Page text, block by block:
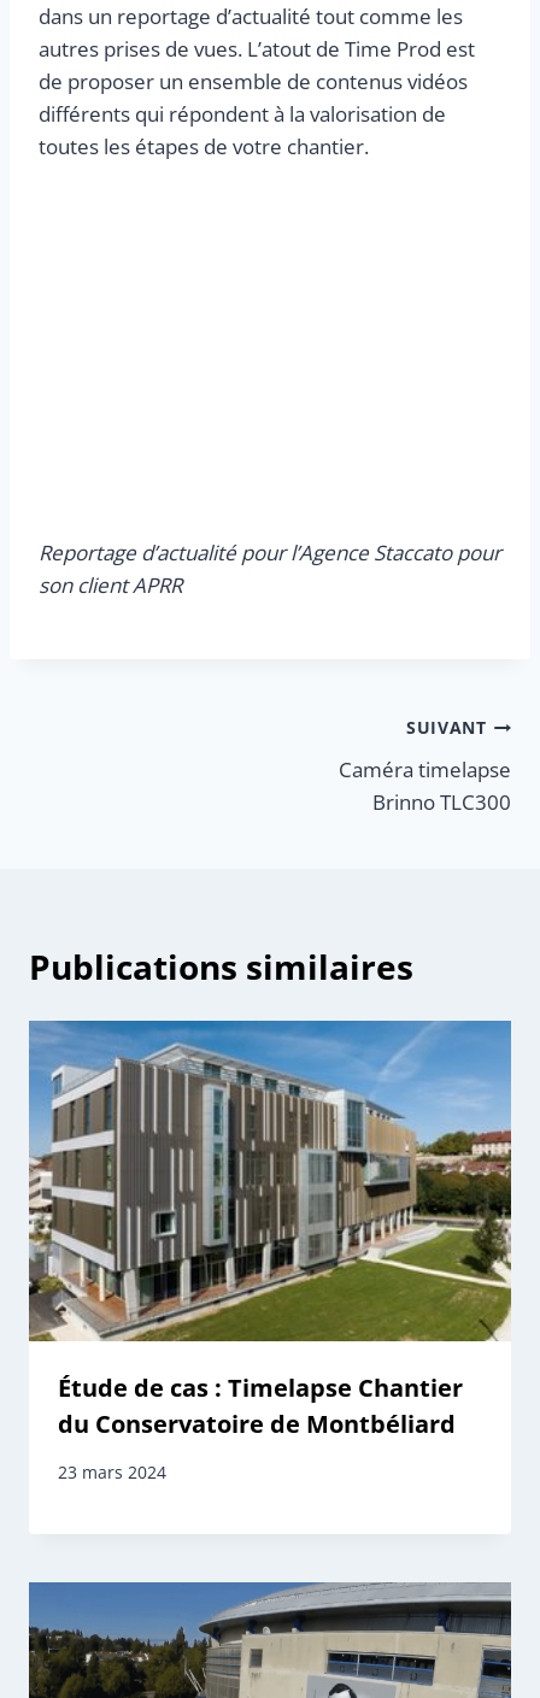
dans un reportage d’actualité tout comme les
autres prises de vues. L’atout de Time Prod est
de proposer un ensemble de contenus vidéos
différents qui répondent à la valorisation de
toutes les étapes de votre chantier.
Reportage d’actualité pour l’Agence Staccato pour
son client APRR
SUIVANT
Caméra timelapse
Brinno TLC300
Publications similaires
Étude de cas : Timelapse Chantier
du Conservatoire de Montbéliard
23 mars 2024